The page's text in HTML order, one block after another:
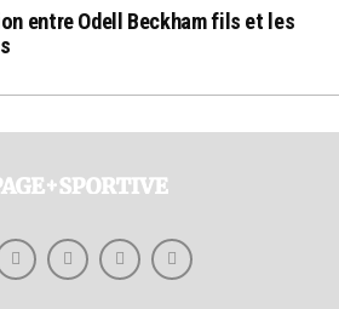
entre Odell Beckham fils et les